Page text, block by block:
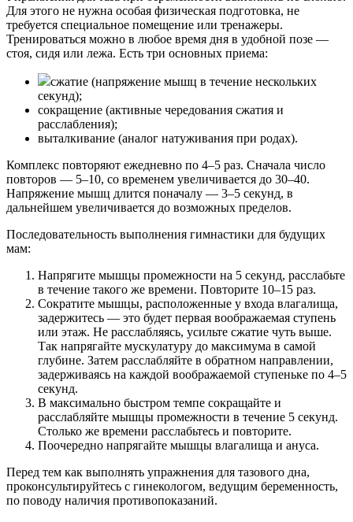
Для этого не нужна особая физическая подготовка, не
требуется специальное помещение или тренажеры.
Тренироваться можно в любое время дня в удобной позе —
стоя, сидя или лежа. Есть три основных приема:
сжатие (напряжение мышц в течение нескольких
секунд);
сокращение (активные чередования сжатия и
расслабления);
выталкивание (аналог натуживания при родах).
Комплекс повторяют ежедневно по 4–5 раз. Сначала число
повторов — 5–10, со временем увеличивается до 30–40.
Напряжение мышц длится поначалу — 3–5 секунд, в
дальнейшем увеличивается до возможных пределов.
Последовательность выполнения гимнастики для будущих
мам:
Напрягите мышцы промежности на 5 секунд, расслабьте
в течение такого же времени. Повторите 10–15 раз.
Сократите мышцы, расположенные у входа влагалища,
задержитесь — это будет первая воображаемая ступень
или этаж. Не расслабляясь, усильте сжатие чуть выше.
Так напрягайте мускулатуру до максимума в самой
глубине. Затем расслабляйте в обратном направлении,
задерживаясь на каждой воображаемой ступеньке по 4–5
секунд.
В максимально быстром темпе сокращайте и
расслабляйте мышцы промежности в течение 5 секунд.
Столько же времени расслабьтесь и повторите.
Поочередно напрягайте мышцы влагалища и ануса.
Перед тем как выполнять упражнения для тазового дна,
проконсультируйтесь с гинекологом, ведущим беременность,
по поводу наличия противопоказаний.